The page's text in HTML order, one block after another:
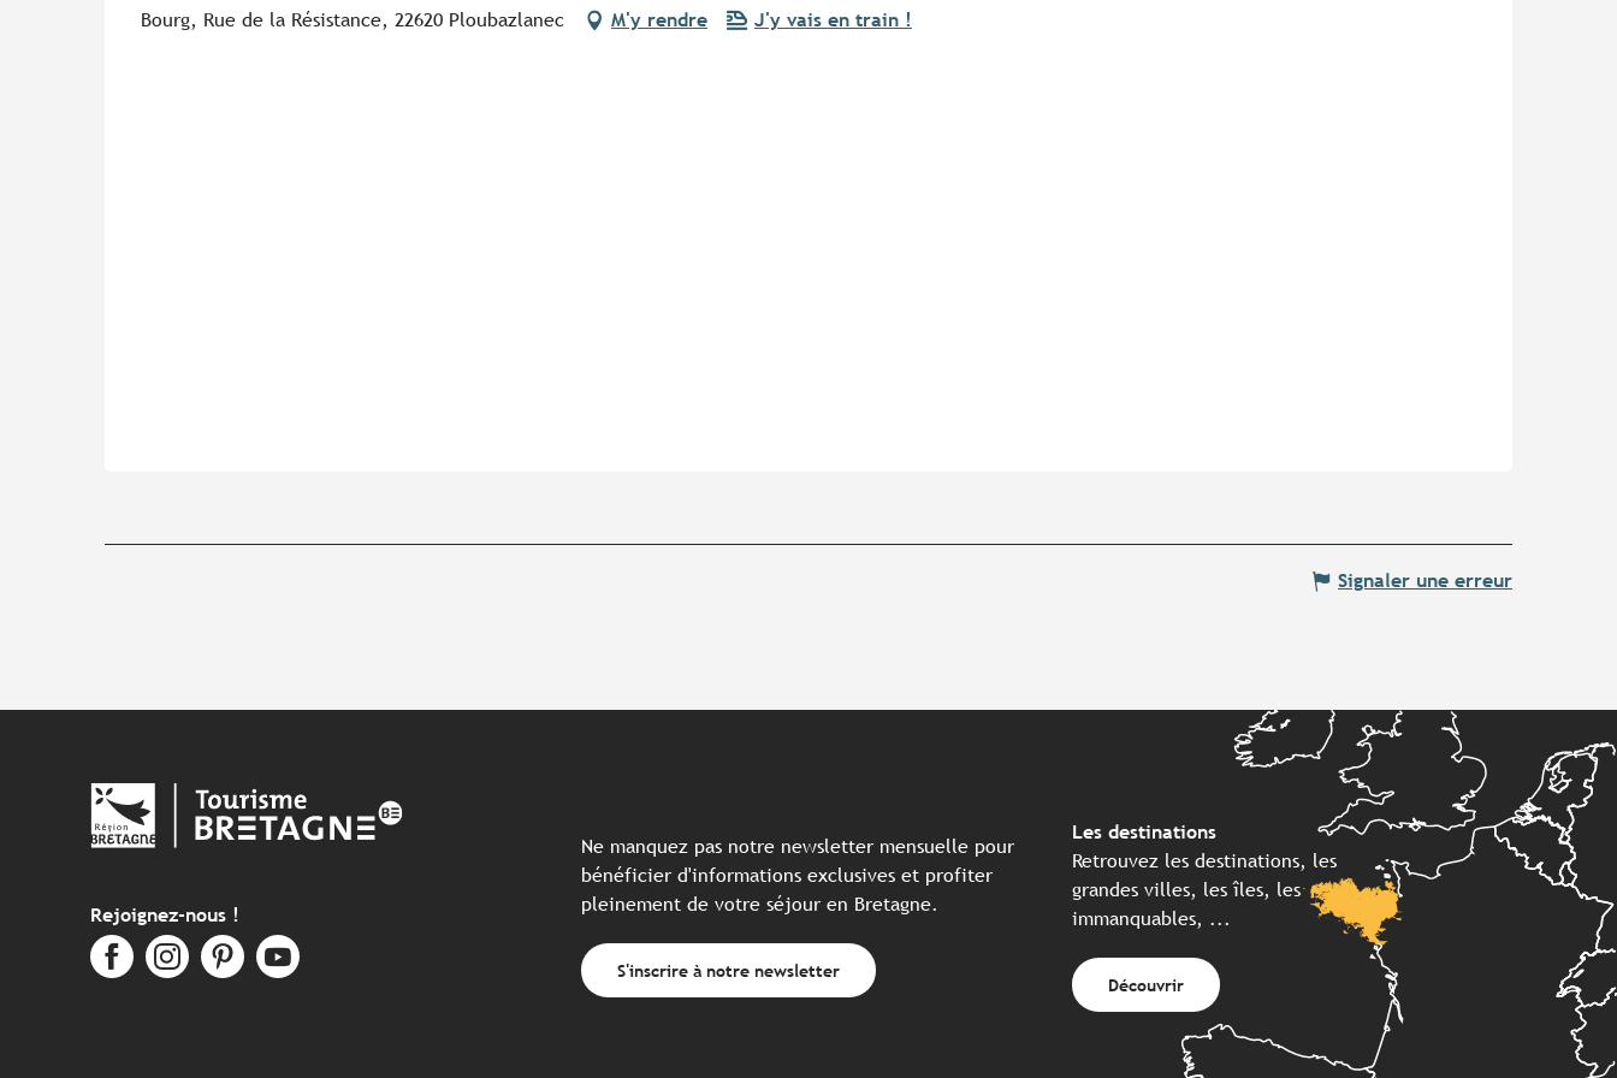
Bourg, Rue de la Résistance, 22620 Ploubazlanec M'y rendre J'y vais en train !
Signaler une erreur
Rejoignez-nous !
Ne manquez pas notre newsletter mensuelle pour
bénéficier d'informations exclusives et profiter
pleinement de votre séjour en Bretagne.
S'inscrire à notre newsletter
Les destinations
Retrouvez les destinations, les
grandes villes, les îles, les
immanquables, ...
Découvrir